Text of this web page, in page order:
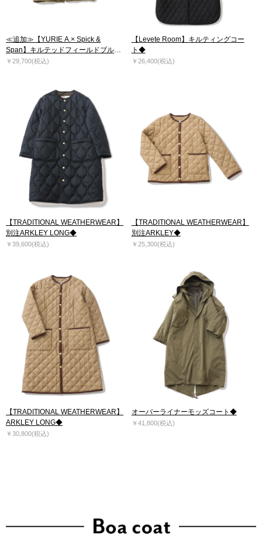
≪追加≫【YURIE A.× Spick &
Span】キルテッドフィールドブルゾ
ン2◆
￥29,700(税込)
【Levete Room】キルティングコー
ト◆
￥26,400(税込)
【TRADITIONAL WEATHERWEAR】
別注ARKLEY LONG◆
￥39,600(税込)
【TRADITIONAL WEATHERWEAR】
別注ARKLEY◆
￥25,300(税込)
【TRADITIONAL WEATHERWEAR】
ARKLEY LONG◆
￥30,800(税込)
オーバーライナーモッズコート◆
￥41,800(税込)